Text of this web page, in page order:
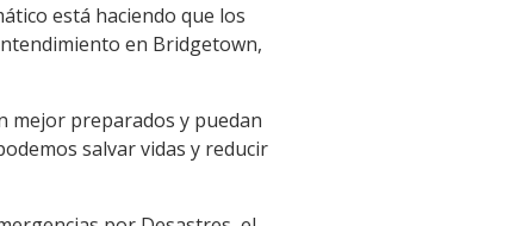
está haciendo que los
en Bridgetown,
mejor preparados y puedan
salvar vidas y reducir